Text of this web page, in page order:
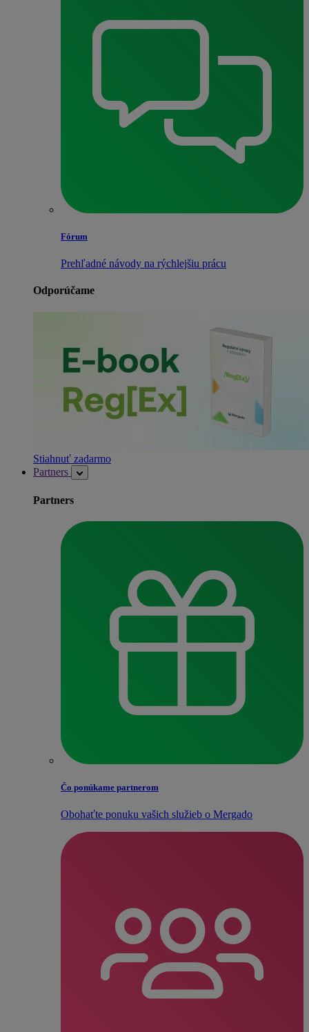
Fórum
Prehľadné návody na rýchlejšiu prácu
Odporúčame
Stiahnuť zadarmo
Partners
Partners
Čo ponúkame partnerom
Obohaťte ponuku vašich služieb o Mergado